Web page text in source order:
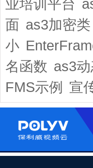
业培训平台
面 as3加密类
小
名函数 as3
FMS示例 宣